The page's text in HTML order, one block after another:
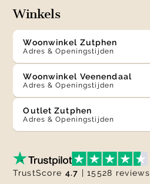
Winkels
Woonwinkel Zutphen
Adres & Openingstijden
Woonwinkel Veenendaal
Adres & Openingstijden
Outlet Zutphen
Adres & Openingstijden
TrustScore 4.7 | 15528 reviews